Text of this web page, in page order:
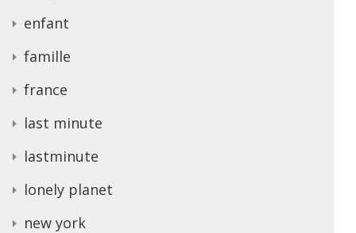
enfant
famille
france
last minute
lastminute
lonely planet
new york